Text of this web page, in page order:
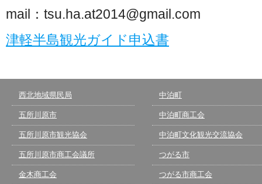
mail：tsu.ha.at2014@gmail.com
津軽半島観光ガイド申込書
西北地域県民局
五所川原市
五所川原市観光協会
五所川原市商工会議所
金木商工会
中泊町
中泊町商工会
中泊町文化観光交流協会
つがる市
つがる市商工会